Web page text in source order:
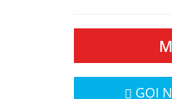
GỌI